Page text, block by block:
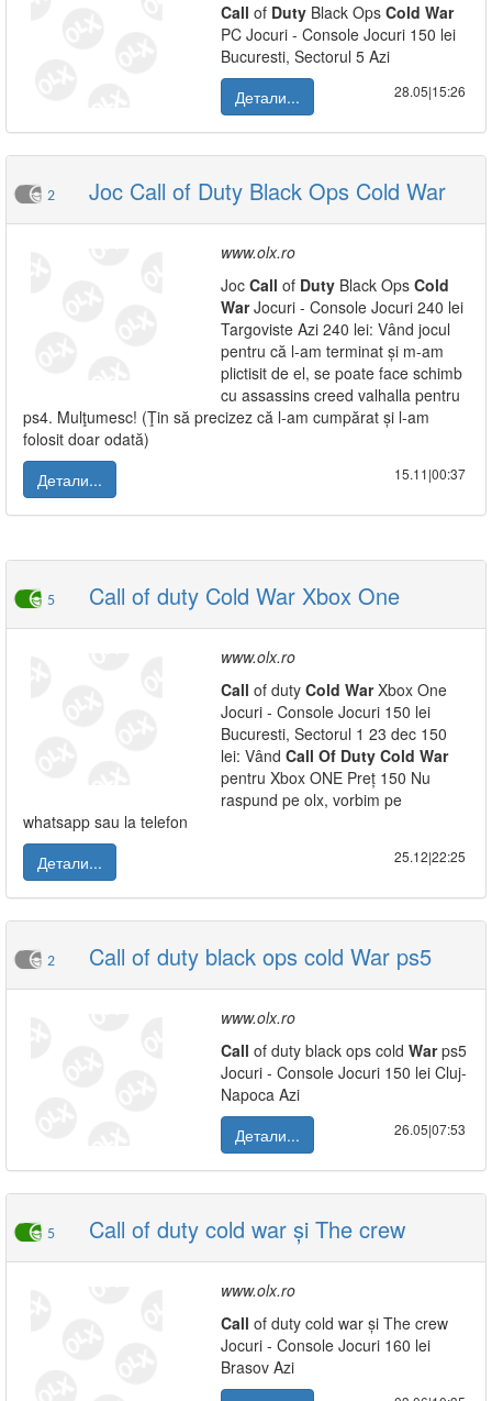
Call of Duty Black Ops Cold War
PC Jocuri - Console Jocuri 150 lei
Bucuresti, Sectorul 5 Azi
Детали...
28.05|15:26
2 Joc Call of Duty Black Ops Cold War
www.olx.ro
Joc Call of Duty Black Ops Cold
WarJocuri - Console Jocuri 240 lei
Targoviste Azi 240 lei: Vând jocul
pentru că l-am terminat și m-am
plictisit de el, se poate face schimb
cu assassins creed valhalla pentru
ps4. Mulţumesc! (Ţin să precizez că l-am cumpărat și l-am
folosit doar odată)
Детали...
15.11|00:37
5 Call of duty Cold War Xbox One
www.olx.ro
Call of duty Cold WarXbox One
Jocuri - Console Jocuri 150 lei
Bucuresti, Sectorul 1 23 dec 150
lei: Vând Call Of Duty Cold War
pentru Xbox ONE Preț 150 Nu
raspund pe olx, vorbim pe
whatsapp sau la telefon
Детали...
25.12|22:25
2 Call of duty black ops cold War ps5
www.olx.ro
Call of duty black ops cold Warps5
Jocuri - Console Jocuri 150 lei Cluj-
Napoca Azi
Детали...
26.05|07:53
5 Call of duty cold war și The crew
www.olx.ro
Call of duty cold war și The crew
Jocuri - Console Jocuri 160 lei
Brasov Azi